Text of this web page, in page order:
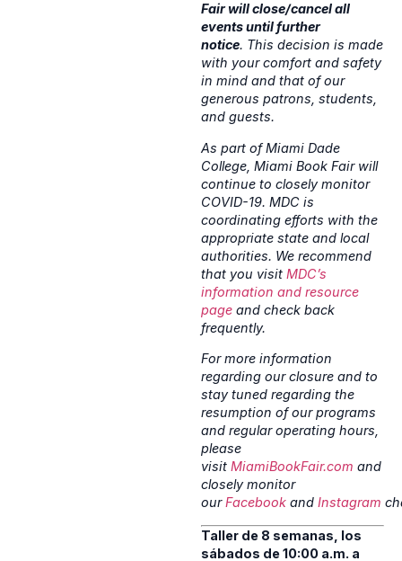
Fair will close/cancel all
events until further
notice. This decision is made
with your comfort and safety
in mind and that of our
generous patrons, students,
and guests.
As part of Miami Dade
College, Miami Book Fair will
continue to closely monitor
COVID-19. MDC is
coordinating efforts with the
appropriate state and local
authorities. We recommend
that you visit MDC’s
information and resource
page and check back
frequently.
For more information
regarding our closure and to
stay tuned regarding the
resumption of our programs
and regular operating hours,
please
visit MiamiBookFair.com and
closely monitor
ourFacebook and Instagram
Taller de 8 semanas, los
sábados de 10:00 a.m. a